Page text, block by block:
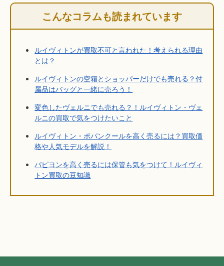
こんなコラムも読まれています
ルイヴィトンが買取不可と言われた！考えられる理由
とは？
ルイヴィトンの空箱とショッパーだけでも売れる？付
属品はバッグと一緒に売ろう！
変色したヴェルニでも売れる？！ルイヴィトン・ヴェ
ルニの買取で気をつけたいこと
ルイヴィトン・ポパンクールを高く売るには？買取価
格や人気モデルを解説！
パピヨンを高く売るには保管も気をつけて！ルイヴィ
トン買取の豆知識